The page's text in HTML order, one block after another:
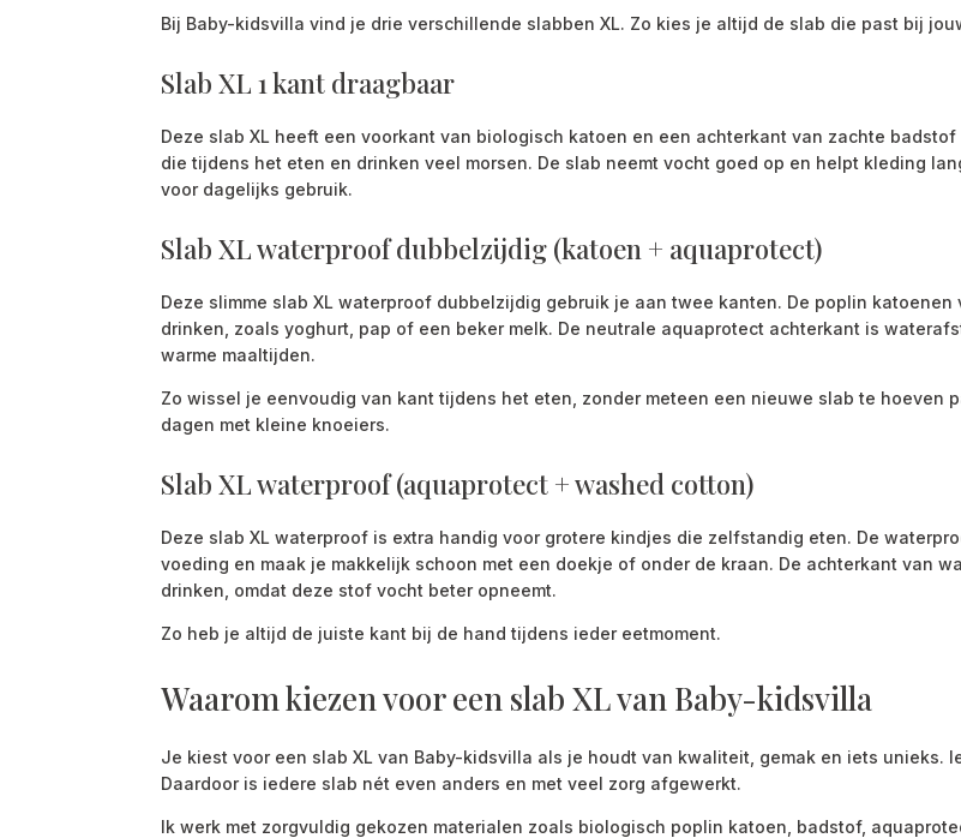
Bij Baby-kidsvilla vind je drie verschillende slabben XL. Zo kies je altijd de slab die past bij
Slab XL 1 kant draagbaar
Deze slab XL heeft een voorkant van biologisch katoen en een achterkant van zachte
die tijdens het eten en drinken veel morsen. De slab neemt vocht goed op en helpt kleding
voor dagelijks gebruik.
Slab XL waterproof dubbelzijdig (katoen + aquaprotect)
Deze slimme slab XL waterproof dubbelzijdig gebruik je aan twee kanten. De poplin
drinken, zoals yoghurt, pap of een beker melk. De neutrale aquaprotect achterkant is
warme maaltijden.
Zo wissel je eenvoudig van kant tijdens het eten, zonder meteen een nieuwe slab te hoeven
dagen met kleine knoeiers.
Slab XL waterproof (aquaprotect + washed cotton)
Deze slab XL waterproof is extra handig voor grotere kindjes die zelfstandig eten. De
voeding en maak je makkelijk schoon met een doekje of onder de kraan. De achterkant van
drinken, omdat deze stof vocht beter opneemt.
Zo heb je altijd de juiste kant bij de hand tijdens ieder eetmoment.
Waarom kiezen voor een slab XL van Baby-kidsvilla
Je kiest voor een slab XL van Baby-kidsvilla als je houdt van kwaliteit, gemak en iets unieks.
Daardoor is iedere slab nét even anders en met veel zorg afgewerkt.
Ik werk met zorgvuldig gekozen materialen zoals biologisch poplin katoen, badstof,